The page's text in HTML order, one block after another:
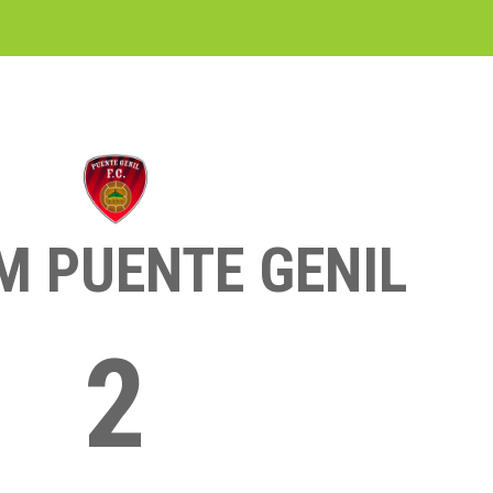
PUENTE GENIL
2